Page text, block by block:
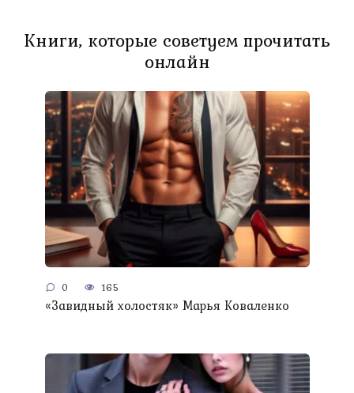
Книги, которые советуем прочитать
онлайн
0 165
«Завидный холостяк» Марья Коваленко